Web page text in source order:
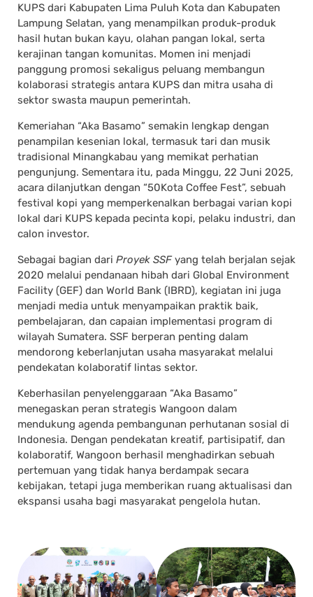
KUPS dari Kabupaten Lima Puluh Kota dan Kabupaten
Lampung Selatan, yang menampilkan produk-produk
hasil hutan bukan kayu, olahan pangan lokal, serta
kerajinan tangan komunitas. Momen ini menjadi
panggung promosi sekaligus peluang membangun
kolaborasi strategis antara KUPS dan mitra usaha di
sektor swasta maupun pemerintah.
Kemeriahan “Aka Basamo” semakin lengkap dengan
penampilan kesenian lokal, termasuk tari dan musik
tradisional Minangkabau yang memikat perhatian
pengunjung. Sementara itu, pada Minggu, 22 Juni 2025,
acara dilanjutkan dengan “50Kota Coffee Fest”, sebuah
festival kopi yang memperkenalkan berbagai varian kopi
lokal dari KUPS kepada pecinta kopi, pelaku industri, dan
calon investor.
Sebagai bagian dari Proyek SSFyang telah berjalan sejak
2020 melalui pendanaan hibah dari Global Environment
Facility (GEF) dan World Bank (IBRD), kegiatan ini juga
menjadi media untuk menyampaikan praktik baik,
pembelajaran, dan capaian implementasi program di
wilayah Sumatera. SSF berperan penting dalam
mendorong keberlanjutan usaha masyarakat melalui
pendekatan kolaboratif lintas sektor.
Keberhasilan penyelenggaraan “Aka Basamo”
menegaskan peran strategis Wangoon dalam
mendukung agenda pembangunan perhutanan sosial di
Indonesia. Dengan pendekatan kreatif, partisipatif, dan
kolaboratif, Wangoon berhasil menghadirkan sebuah
pertemuan yang tidak hanya berdampak secara
kebijakan, tetapi juga memberikan ruang aktualisasi dan
ekspansi usaha bagi masyarakat pengelola hutan.